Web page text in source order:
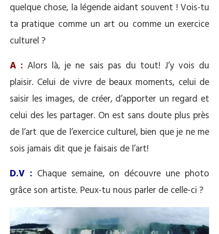
quelque chose, la légende aidant souvent ! Vois-tu
ta pratique comme un art ou comme un exercice
culturel ?
A :Alors là, je ne sais pas du tout! J’y vois du
plaisir. Celui de vivre de beaux moments, celui de
saisir les images, de créer, d’apporter un regard et
celui des les partager. On est sans doute plus près
de l’art que de l’exercice culturel, bien que je ne me
sois jamais dit que je faisais de l’art!
D.V : Chaque semaine, on découvre une photo
grâce son artiste. Peux-tu nous parler de celle-ci ?